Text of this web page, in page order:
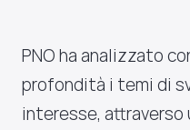
PNO ha analizzato
profondità i temi di
interesse, attraverso